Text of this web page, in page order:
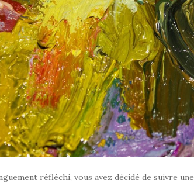
réfléchi, vous avez décidé de suivre une